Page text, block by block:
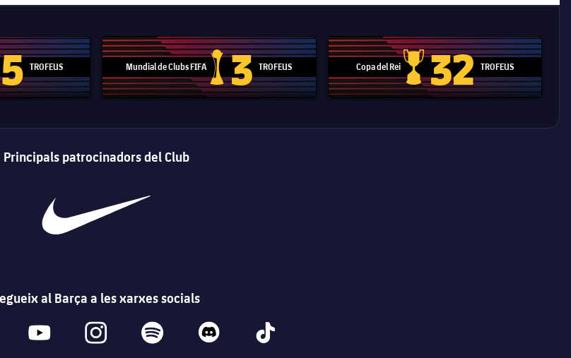
de la Lliga de Campions
5 TROFEUS Mundial de Clubs FIFA
Trofeu del Mundial de Clubs
3 TROFEUS Copa del Rei
Copa del Rei
32 TROFEUS
Principals patrocinadors del Club
al Barça a les xarxes socials
youtube instagram spotify discord tiktok